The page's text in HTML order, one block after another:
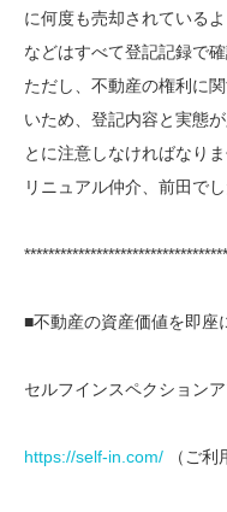
に何度も売却されている
などはすべて登記記録で確
ただし、不動産の権利に
いため、登記内容と実態
とに注意しなければなりま
リニュアル仲介、前田でし
■不動産の資産価値を即座
セルフインスペクションア
https://self-in.com/ （ご利